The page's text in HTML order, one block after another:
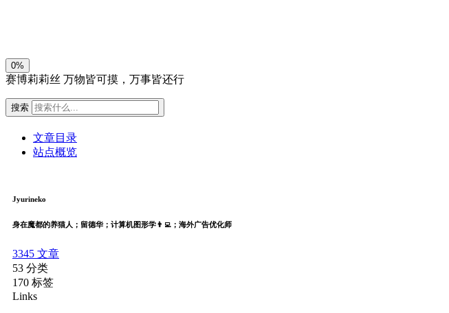
0%
赛博莉莉丝 万物皆可摸，万事皆还行
搜索
文章目录
站点概览
Jyurineko
身在魔都的养猫人；留德华；计算机图形学👨‍💻；海外广告优化师
3345 文章
53 分类
170 标签
Links